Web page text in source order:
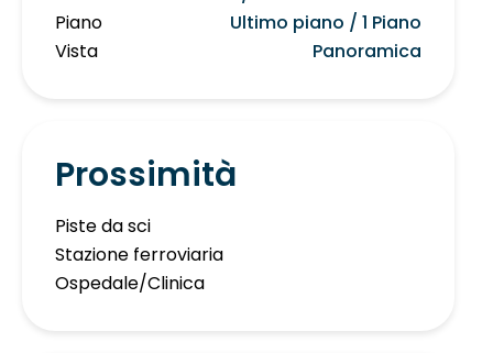
Piano
Ultimo piano / 1 Piano
Vista
Panoramica
Prossimità
Piste da sci
Stazione ferroviaria
Ospedale/Clinica